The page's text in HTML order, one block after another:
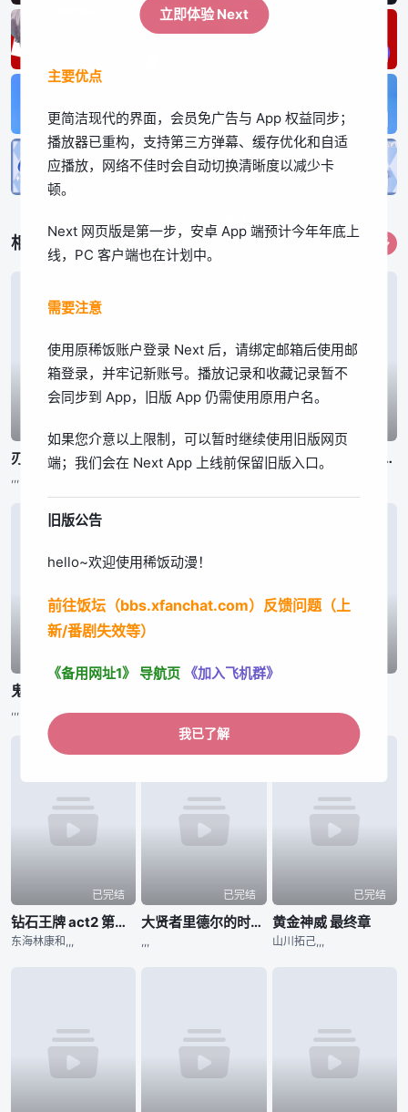
App体验更佳
立即下载
相关作品 更多
已完结
刃牙道 第2部分
,,,
已完结
刃牙道 第2部分 公立海老栖川高校天闷部
已完结
鬼泣 第二季
已完结
已完结
钻石王牌 act2 第二季
东海林康和,,,
已完结
大贤者里德尔的时空逆行
,,,
已完结
黄金神威 最终章
山川拓己,,,
立即体验 Next
主要优点
更简洁现代的界面，会员免广告与 App 权益同步；
播放器已重构，支持第三方弹幕、缓存优化和自适
应播放，网络不佳时会自动切换清晰度以减少卡
顿。
Next 网页版是第一步，安卓 App 端预计今年年底上
线，PC 客户端也在计划中。
需要注意
使用原稀饭账户登录 Next 后，请绑定邮箱后使用邮
箱登录，并牢记新账号。播放记录和收藏记录暂不
会同步到 App，旧版 App 仍需使用原用户名。
如果您介意以上限制，可以暂时继续使用旧版网页
端；我们会在 Next App 上线前保留旧版入口。
旧版公告
hello~欢迎使用稀饭动漫！
前往饭坛（bbs.xfanchat.com）反馈问题（上
新/番剧失效等）
《备用网址1》 导航页 《加入飞机群》
我已了解